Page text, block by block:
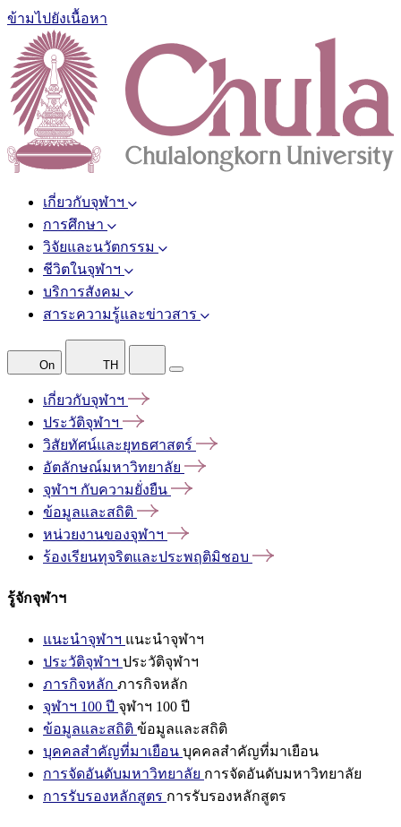
ข้ามไปยังเนื้อหา
เกี่ยวกับจุฬาฯ
การศึกษา
วิจัยและนวัตกรรม
ชีวิตในจุฬาฯ
บริการสังคม
สาระความรู้และข่าวสาร
On TH
เกี่ยวกับจุฬาฯ
ประวัติจุฬาฯ
วิสัยทัศน์และยุทธศาสตร์
อัตลักษณ์มหาวิทยาลัย
จุฬาฯ กับความยั่งยืน
ข้อมูลและสถิติ
หน่วยงานของจุฬาฯ
ร้องเรียนทุจริตและประพฤติมิชอบ
รู้จักจุฬาฯ
แนะนำจุฬาฯ แนะนำจุฬาฯ
ประวัติจุฬาฯ ประวัติจุฬาฯ
ภารกิจหลัก ภารกิจหลัก
จุฬาฯ 100 ปี จุฬาฯ 100 ปี
ข้อมูลและสถิติ ข้อมูลและสถิติ
บุคคลสำคัญที่มาเยือน บุคคลสำคัญที่มาเยือน
การจัดอันดับมหาวิทยาลัย การจัดอันดับมหาวิทยาลัย
การรับรองหลักสูตร การรับรองหลักสูตร